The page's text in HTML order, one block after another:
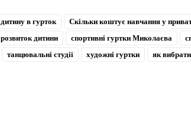
в гурток
Скільки коштує навчання у
дитини
спортивні гуртки Миколаєва
танцювальні студії художні гуртки як